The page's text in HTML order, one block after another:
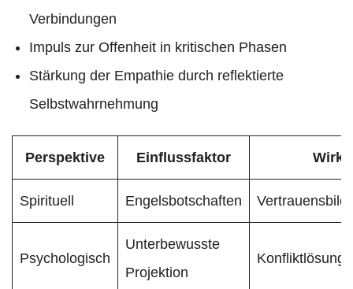
Verbindungen
Impuls zur Offenheit in kritischen Phasen
Stärkung der Empathie durch reflektierte
Selbstwahrnehmung
Perspektive Einflussfaktor
Spirituell Engelsbotschaften
Psychologisch
Unterbewusste
Projektion